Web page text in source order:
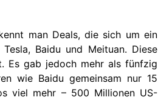
man Deals, die sich um ein
Baidu und Meituan. Diese
Es gab jedoch mehr als fünfzig
wie Baidu gemeinsam nur 15
viel mehr – 500 Millionen US-